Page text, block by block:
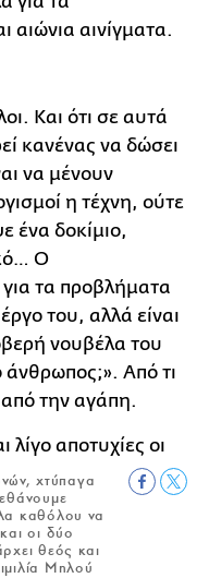
αιώνια αινίγματα.
Και ότι σε αυτά
κανένας να δώσει
να μένουν
η τέχνη, ούτε
ένα δοκίμιο,
Ο
τα προβλήματα
του, αλλά είναι
νουβέλα του
άνθρωπος;». Από τι
από την αγάπη.
χτύπαγα
καθόλου να
οι δύο
θεός και
Μηλού